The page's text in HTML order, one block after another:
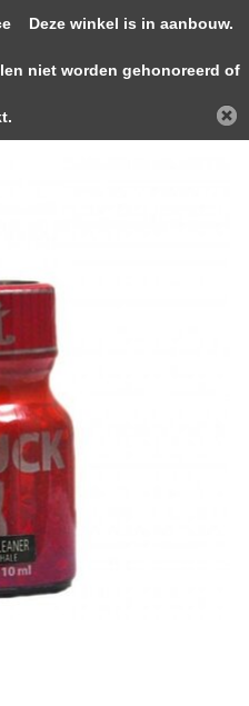
Deze winkel is in aanbouw.
niet worden gehonoreerd of